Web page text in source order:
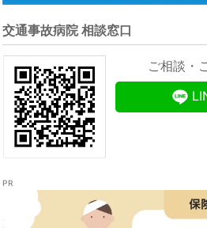
交通事故病院 相談窓口
ご相談・